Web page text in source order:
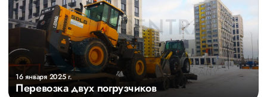
16 января 2025 г.
Перевозка двух погрузчиков